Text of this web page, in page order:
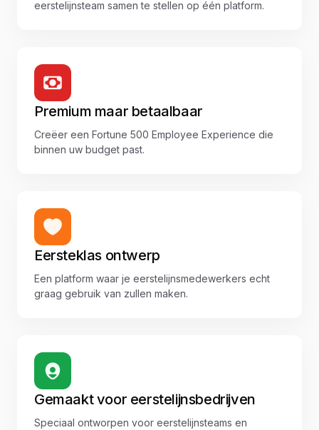
eerstelijnsteam samen te stellen op één platform.
Premium maar betaalbaar
Creëer een Fortune 500 Employee Experience die
binnen uw budget past.
Eersteklas ontwerp
Een platform waar je eerstelijnsmedewerkers echt
graag gebruik van zullen maken.
Gemaakt voor eerstelijnsbedrijven
Speciaal ontworpen voor eerstelijnsteams en